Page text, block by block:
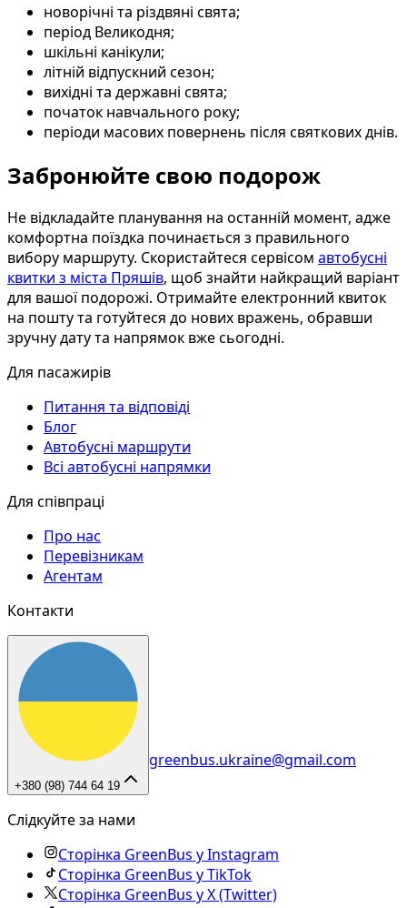
новорічні та різдвяні свята;
період Великодня;
шкільні канікули;
літній відпускний сезон;
вихідні та державні свята;
початок навчального року;
періоди масових повернень після святкових днів.
Забронюйте свою подорож
Не відкладайте планування на останній момент, адже
комфортна поїздка починається з правильного
вибору маршруту. Скористайтеся сервісом автобусні
квитки з міста Пряшів, щоб знайти найкращий варіант
для вашої подорожі. Отримайте електронний квиток
на пошту та готуйтеся до нових вражень, обравши
зручну дату та напрямок вже сьогодні.
Для пасажирів
Питання та відповіді
Блог
Автобусні маршрути
Всі автобусні напрямки
Для співпраці
Про нас
Перевізникам
Агентам
Контакти
+380 (98) 744 64 19
greenbus.ukraine@gmail.com
Слідкуйте за нами
Сторінка GreenBus у Instagram
Сторінка GreenBus у TikTok
Сторінка GreenBus у X (Twitter)